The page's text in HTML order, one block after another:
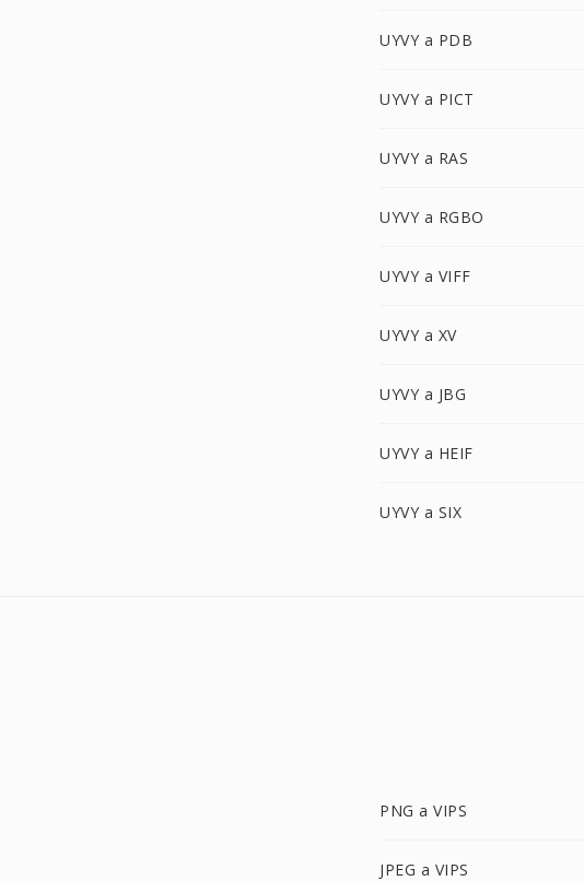
UYVY a PDB
UYVY a PICT
UYVY a RAS
UYVY a RGBO
UYVY a VIFF
UYVY a XV
UYVY a JBG
UYVY a HEIF
UYVY a SIX
PNG a VIPS
JPEG a VIPS